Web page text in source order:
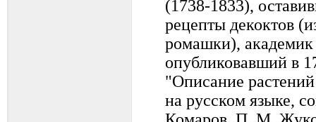
(1738-1833),
рецепты декоктов
ромашки),
опубликовавший в
"Описание растений
на русском языке,